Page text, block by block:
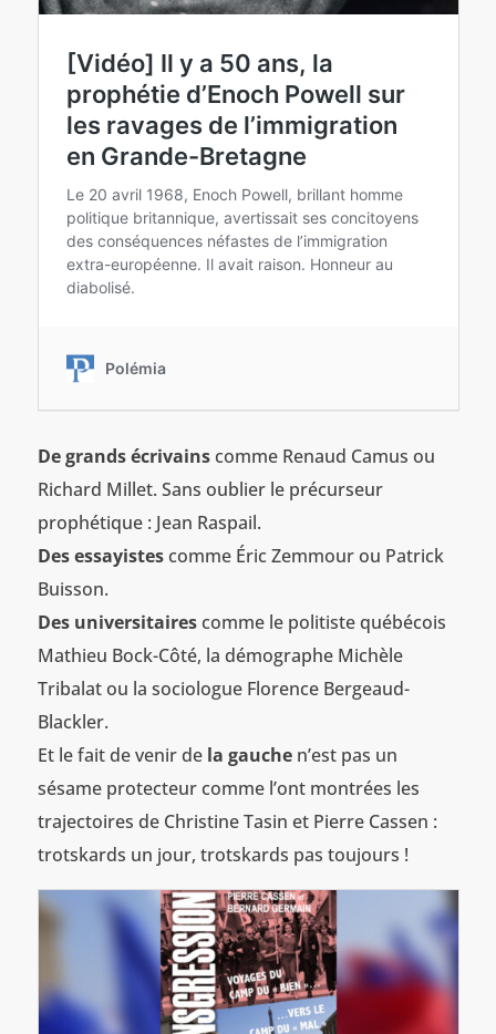
De grands écrivainscomme Renaud Camus ou
Richard Millet. Sans oublier le précurseur
prophétique : Jean Raspail.
Des essayistescomme Éric Zemmour ou Patrick
Buisson.
Des universitairescomme le politiste québécois
Mathieu Bock-Côté, la démographe Michèle
Tribalat ou la sociologue Florence Bergeaud-
Blackler.
Et le fait de venir de la gauchen’est pas un
sésame protecteur comme l’ont montrées les
trajectoires de Christine Tasin et Pierre Cassen :
trotskards un jour, trotskards pas toujours !